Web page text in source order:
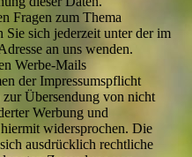
Fragen zum Thema
Sie sich jederzeit unter der im
an uns wenden.
Werbe-Mails
der Impressumspflicht
Übersendung von nicht
Werbung und
widersprochen. Die
ausdrücklich rechtliche